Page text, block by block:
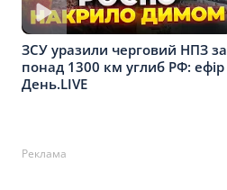
ЗСУ уразили черговий НПЗ за
понад 1300 км углиб РФ: ефір
День.LIVE
Реклама